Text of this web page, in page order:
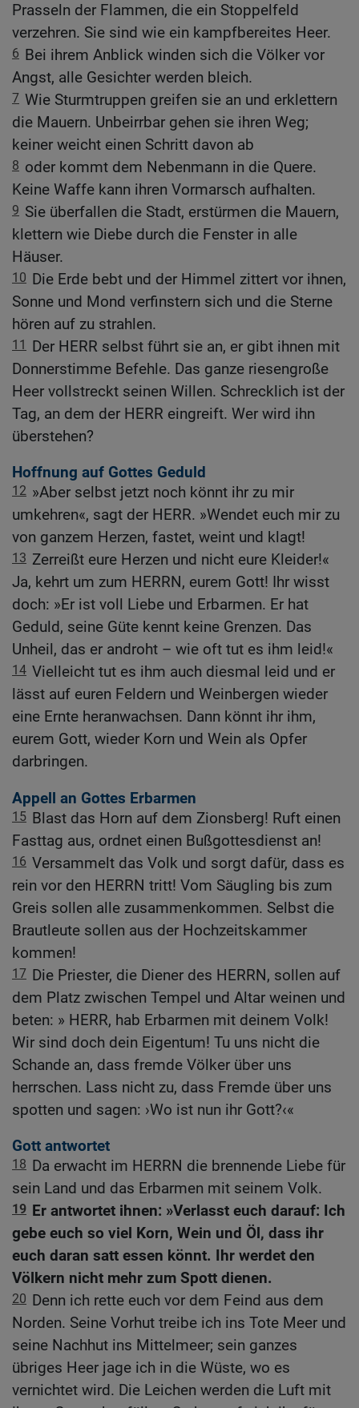
Prasseln der Flammen, die ein Stoppelfeld
verzehren. Sie sind wie ein kampfbereites Heer.
6 Bei ihrem Anblick winden sich die Völker vor
Angst, alle Gesichter werden bleich.
7 Wie Sturmtruppen greifen sie an und erklettern
die Mauern. Unbeirrbar gehen sie ihren Weg;
keiner weicht einen Schritt davon ab
8 oder kommt dem Nebenmann in die Quere.
Keine Waffe kann ihren Vormarsch aufhalten.
9 Sie überfallen die Stadt, erstürmen die Mauern,
klettern wie Diebe durch die Fenster in alle
Häuser.
10 Die Erde bebt und der Himmel zittert vor ihnen,
Sonne und Mond verfinstern sich und die Sterne
hören auf zu strahlen.
11
Der HERR selbst führt sie an, er gibt ihnen mit
Donnerstimme Befehle. Das ganze riesengroße
Heer vollstreckt seinen Willen. Schrecklich ist der
Tag, an dem der HERR eingreift. Wer wird ihn
überstehen?
Hoffnung auf Gottes Geduld
12 »Aber selbst jetzt noch könnt ihr zu mir
umkehren«, sagt der HERR. »Wendet euch mir zu
von ganzem Herzen, fastet, weint und klagt!
13 Zerreißt eure Herzen und nicht eure Kleider!«
Ja, kehrt um zum HERRN, eurem Gott! Ihr wisst
doch: »Er ist voll Liebe und Erbarmen. Er hat
Geduld, seine Güte kennt keine Grenzen. Das
Unheil, das er androht – wie oft tut es ihm leid!«
14 Vielleicht tut es ihm auch diesmal leid und er
lässt auf euren Feldern und Weinbergen wieder
eine Ernte heranwachsen. Dann könnt ihr ihm,
eurem Gott, wieder Korn und Wein als Opfer
darbringen.
Appell an Gottes Erbarmen
15 Blast das Horn auf dem Zionsberg! Ruft einen
Fasttag aus, ordnet einen Bußgottesdienst an!
16 Versammelt das Volk und sorgt dafür, dass es
rein vor den HERRN tritt! Vom Säugling bis zum
Greis sollen alle zusammenkommen. Selbst die
Brautleute sollen aus der Hochzeitskammer
kommen!
17 Die Priester, die Diener des HERRN, sollen auf
dem Platz zwischen Tempel und Altar weinen und
beten: » HERR, hab Erbarmen mit deinem Volk!
Wir sind doch dein Eigentum! Tu uns nicht die
Schande an, dass fremde Völker über uns
herrschen. Lass nicht zu, dass Fremde über uns
spotten und sagen: ›Wo ist nun ihr Gott?‹«
Gott antwortet
18 Da erwacht im HERRN die brennende Liebe für
sein Land und das Erbarmen mit seinem Volk.
19 Er antwortet ihnen: »Verlasst euch darauf: Ich
gebe euch so viel Korn, Wein und Öl, dass ihr
euch daran satt essen könnt. Ihr werdet den
Völkern nicht mehr zum Spott dienen.
20 Denn ich rette euch vor dem Feind aus dem
Norden. Seine Vorhut treibe ich ins Tote Meer und
seine Nachhut ins Mittelmeer; sein ganzes
übriges Heer jage ich in die Wüste, wo es
vernichtet wird. Die Leichen werden die Luft mit